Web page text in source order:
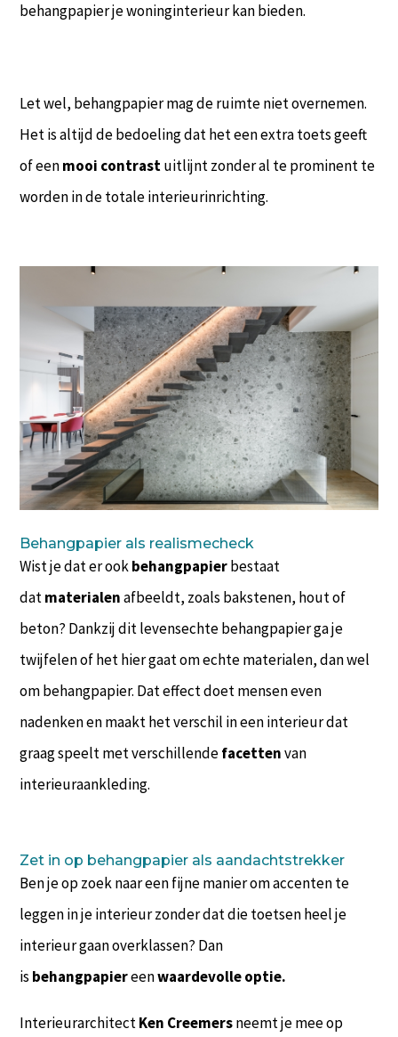
behangpapier je woninginterieur kan bieden.
Let wel, behangpapier mag de ruimte niet overnemen.
Het is altijd de bedoeling dat het een extra toets geeft
of eenmooi contrastuitlijnt zonder al te prominent te
worden in de totale interieurinrichting.
Behangpapier als realismecheck
Wist je dat er ookbehangpapierbestaat
datmaterialenafbeeldt, zoals bakstenen, hout of
beton? Dankzij dit levensechte behangpapier ga je
twijfelen of het hier gaat om echte materialen, dan wel
om behangpapier. Dat effect doet mensen even
nadenken en maakt het verschil in een interieur dat
graag speelt met verschillendefacettenvan
interieuraankleding.
Zet in op behangpapier als aandachtstrekker
Ben je op zoek naar een fijne manier om accenten te
leggen in je interieur zonder dat die toetsen heel je
interieur gaan overklassen? Dan
is behangpapiereenwaardevolle optie.
InterieurarchitectKen Creemersneemt je mee op